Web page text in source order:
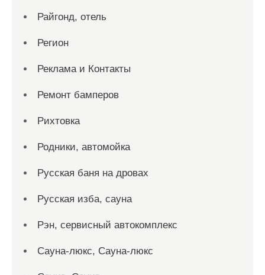
Райгонд, отель
Регион
Реклама и Контакты
Ремонт бамперов
Рихтовка
Родники, автомойка
Русская баня на дровах
Русская изба, сауна
Рэн, сервисный автокомплекс
Сауна-люкс, Сауна-люкс